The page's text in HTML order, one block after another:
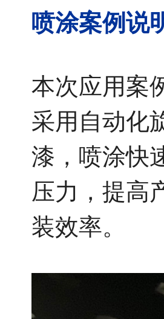
喷涂案例说
本次应用案
采用自动化
漆，喷涂快
压力，提高
装效率。